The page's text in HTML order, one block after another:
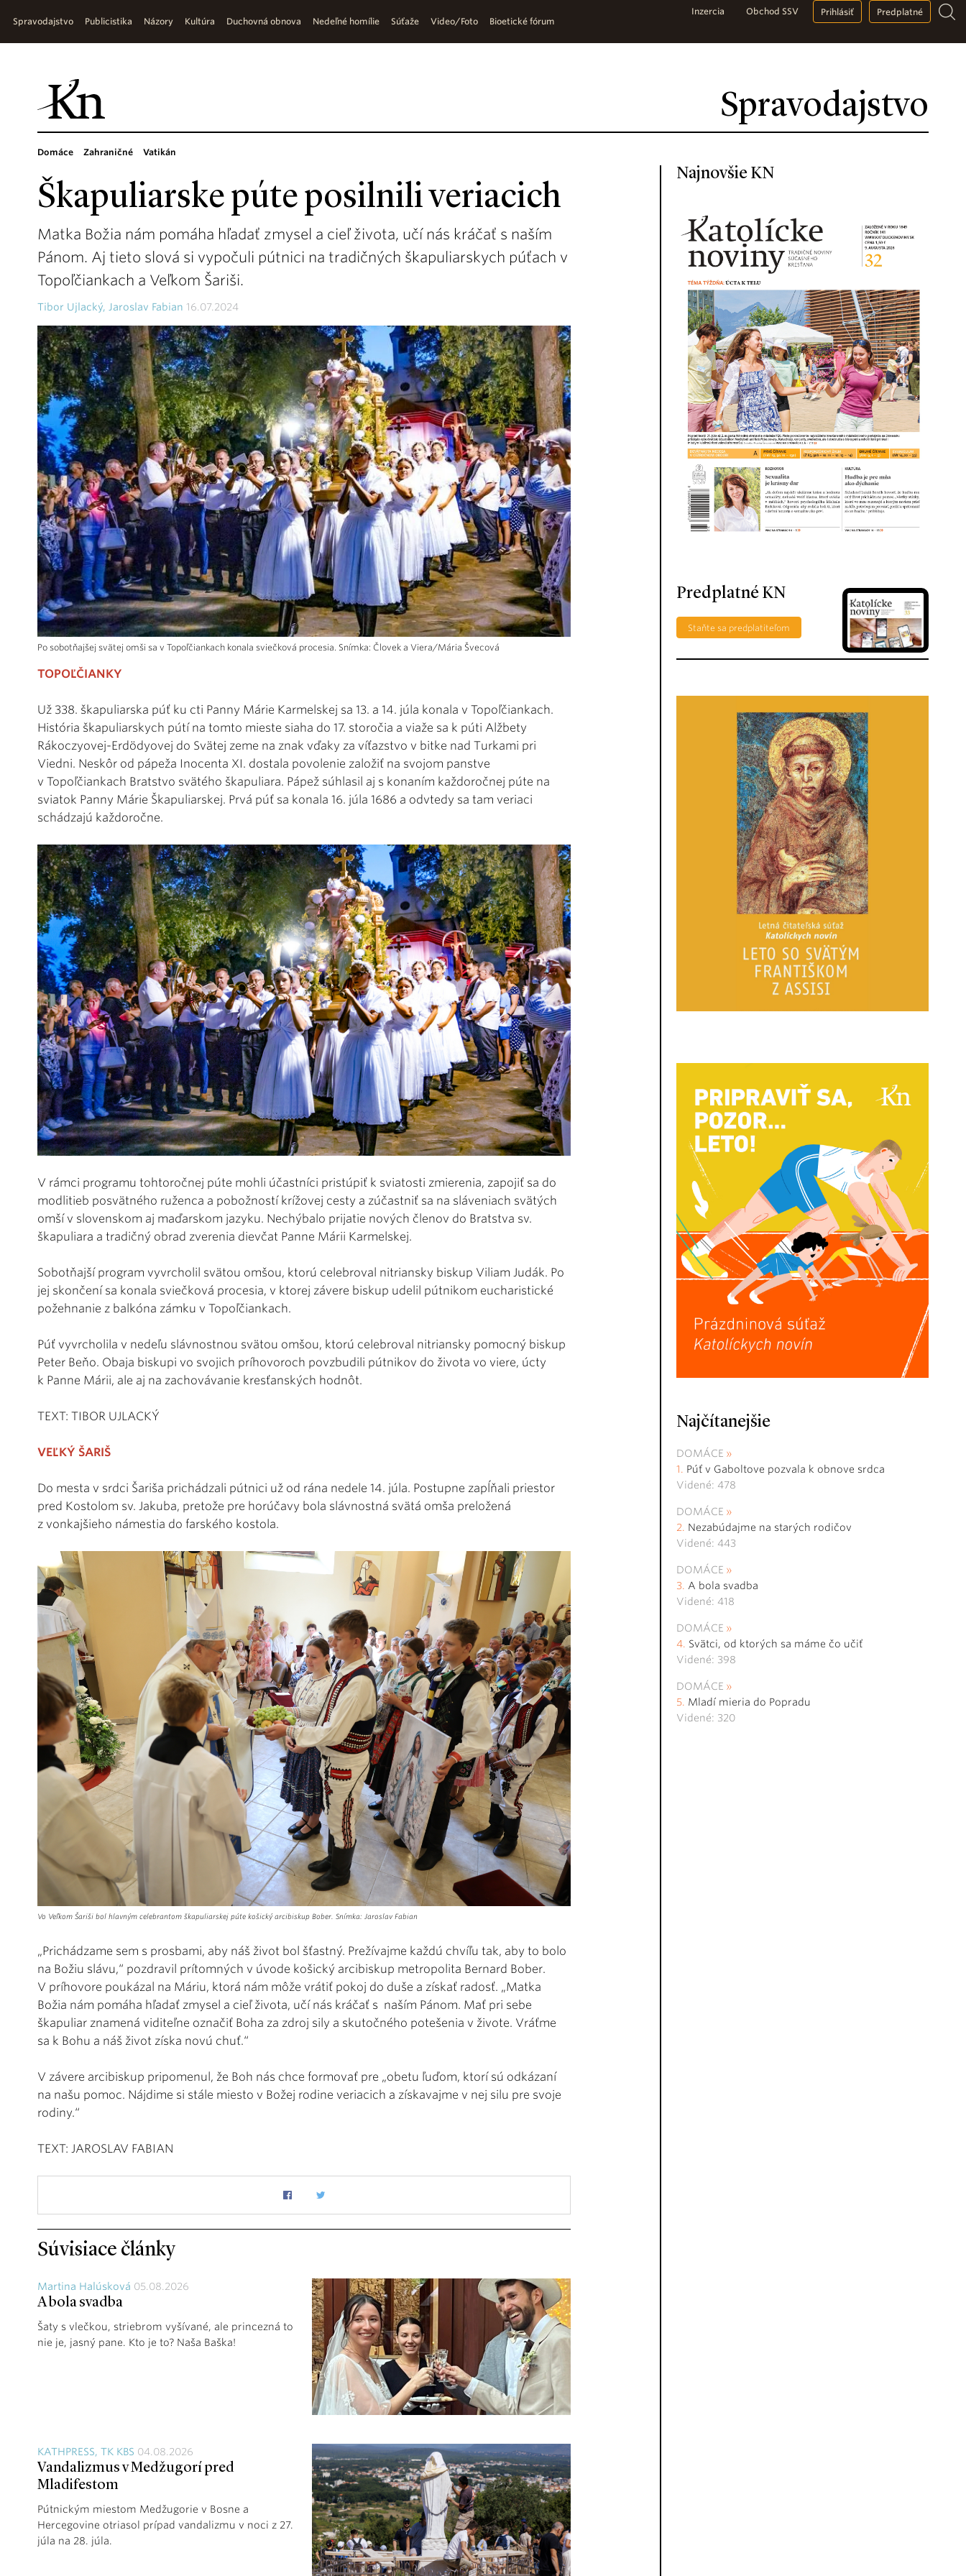
Spravodajstvo
Spravodajstvo Publicistika Názory Kultúra Duchovná obnova Nedeľné homílie Súťaže Video/Foto Bioetické fórum
Inzercia Obchod SSV Prihlásiť Predplatné
Domáce Zahraničné Vatikán
Škapuliarske púte posilnili veriacich
Matka Božia nám pomáha hľadať zmysel a cieľ života, učí nás kráčať s naším
Pánom. Aj tieto slová si vypočuli pútnici na tradičných škapuliarskych púťach v
Topoľčiankach a Veľkom Šariši.
Tibor Ujlacký, Jaroslav Fabian 16.07.2024
Po sobotňajšej svätej omši sa v Topoľčiankach konala sviečková procesia. Snímka: Človek a Viera/Mária Švecová
TOPOĽČIANKY
Už 338. škapuliarska púť ku cti Panny Márie Karmelskej sa 13. a 14. júla konala v Topoľčiankach.
História škapuliarskych pútí na tomto mieste siaha do 17. storočia a viaže sa k púti Alžbety
Rákoczyovej-Erdödyovej do Svätej zeme na znak vďaky za víťazstvo v bitke nad Turkami pri
Viedni. Neskôr od pápeža Inocenta XI. dostala povolenie založiť na svojom panstve
v Topoľčiankach Bratstvo svätého škapuliara. Pápež súhlasil aj s konaním každoročnej púte na
sviatok Panny Márie Škapuliarskej. Prvá púť sa konala 16. júla 1686 a odvtedy sa tam veriaci
schádzajú každoročne.
V rámci programu tohtoročnej púte mohli účastníci pristúpiť k sviatosti zmierenia, zapojiť sa do
modlitieb posvätného ruženca a pobožností krížovej cesty a zúčastniť sa na sláveniach svätých
omší v slovenskom aj maďarskom jazyku. Nechýbalo prijatie nových členov do Bratstva sv.
škapuliara a tradičný obrad zverenia dievčat Panne Márii Karmelskej.
Sobotňajší program vyvrcholil svätou omšou, ktorú celebroval nitriansky biskup Viliam Judák. Po
jej skončení sa konala sviečková procesia, v ktorej závere biskup udelil pútnikom eucharistické
požehnanie z balkóna zámku v Topoľčiankach.
Púť vyvrcholila v nedeľu slávnostnou svätou omšou, ktorú celebroval nitriansky pomocný biskup
Peter Beňo. Obaja biskupi vo svojich príhovoroch povzbudili pútnikov do života vo viere, úcty
k Panne Márii, ale aj na zachovávanie kresťanských hodnôt.
TEXT: TIBOR UJLACKÝ
VEĽKÝ ŠARIŠ
Do mesta v srdci Šariša prichádzali pútnici už od rána nedele 14. júla. Postupne zapĺňali priestor
pred Kostolom sv. Jakuba, pretože pre horúčavy bola slávnostná svätá omša preložená
z vonkajšieho námestia do farského kostola.
Vo Veľkom Šariši bol hlavným celebrantom škapuliarskej púte košický arcibiskup Bober. Snímka: Jaroslav Fabian
„Prichádzame sem s prosbami, aby náš život bol šťastný. Prežívajme každú chvíľu tak, aby to bolo
na Božiu slávu,“ pozdravil prítomných v úvode košický arcibiskup metropolita Bernard Bober.
V príhovore poukázal na Máriu, ktorá nám môže vrátiť pokoj do duše a získať radosť. „Matka
Božia nám pomáha hľadať zmysel a cieľ života, učí nás kráčať s naším Pánom. Mať pri sebe
škapuliar znamená viditeľne označiť Boha za zdroj sily a skutočného potešenia v živote. Vráťme
sa k Bohu a náš život získa novú chuť.“
V závere arcibiskup pripomenul, že Boh nás chce formovať pre „obetu ľuďom, ktorí sú odkázaní
na našu pomoc. Nájdime si stále miesto v Božej rodine veriacich a získavajme v nej silu pre svoje
rodiny.“
TEXT: JAROSLAV FABIAN
Súvisiace články
Martina Halúsková 05.08.2026
A bola svadba
Šaty s vlečkou, striebrom vyšívané, ale princezná to
nie je, jasný pane. Kto je to? Naša Baška!
KATHPRESS, TK KBS 04.08.2026
Vandalizmus v Medžugorí pred
Mladifestom
Pútnickým miestom Medžugorie v Bosne a
Hercegovine otriasol prípad vandalizmu v noci z 27.
júla na 28. júla.
Najnovšie KN
Predplatné KN
Staňte sa predplatiteľom
Najčítanejšie
DOMÁCE
Púť v Gaboltove pozvala k obnove srdca
Videné: 478
DOMÁCE
Nezabúdajme na starých rodičov
Videné: 443
DOMÁCE
A bola svadba
Videné: 418
DOMÁCE
Svätci, od ktorých sa máme čo učiť
Videné: 398
DOMÁCE
Mladí mieria do Popradu
Videné: 320